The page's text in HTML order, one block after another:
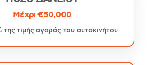
Μέχρι €50,000
της τιμής αγοράς του αυτοκινήτου